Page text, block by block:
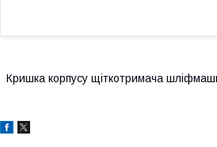
Кришка корпусу щіткотримача